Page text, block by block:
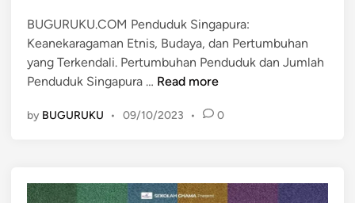
n
BUGURUKU.COM Penduduk Singapura:
Keanekaragaman Etnis, Budaya, dan Pertumbuhan
yang Terkendali. Pertumbuhan Penduduk dan Jumlah
Penduduk Singapura … P
n
u
Read more
by BUGURUKU • 09/10/2023 • 0